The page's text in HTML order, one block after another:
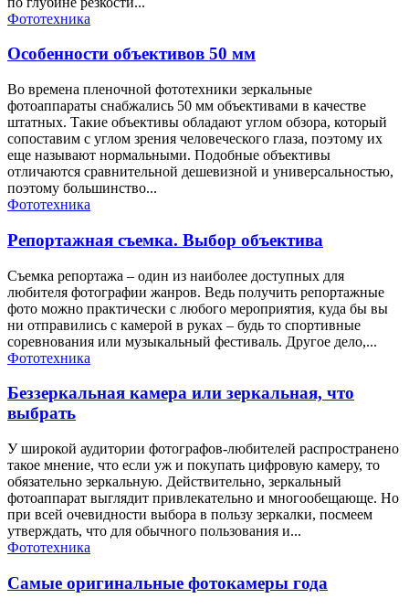
Фототехника
Особенности объективов 50 мм
Во времена пленочной фототехники зеркальные
фотоаппараты снабжались 50 мм объективами в качестве
штатных. Такие объективы обладают углом обзора, который
сопоставим с углом зрения человеческого глаза, поэтому их
еще называют нормальными. Подобные объективы
отличаются сравнительной дешевизной и универсальностью,
поэтому большинство...
Фототехника
Репортажная съемка. Выбор объектива
Съемка репортажа – один из наиболее доступных для
любителя фотографии жанров. Ведь получить репортажные
фото можно практически с любого мероприятия, куда бы вы
ни отправились с камерой в руках – будь то спортивные
соревнования или музыкальный фестиваль. Другое дело,...
Фототехника
Беззеркальная камера или зеркальная, что
выбрать
У широкой аудитории фотографов-любителей распространено
такое мнение, что если уж и покупать цифровую камеру, то
обязательно зеркальную. Действительно, зеркальный
фотоаппарат выглядит привлекательно и многообещающе. Но
при всей очевидности выбора в пользу зеркалки, посмеем
утверждать, что для обычного пользования и...
Фототехника
Самые оригинальные фотокамеры года